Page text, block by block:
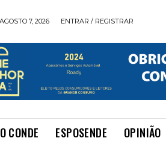
7, 2026 ENTRAR / REGISTRAR
CONDE ESPOSENDE OPINIÃO